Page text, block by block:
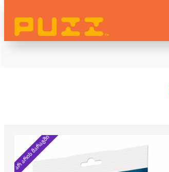
არ არის მარაგში